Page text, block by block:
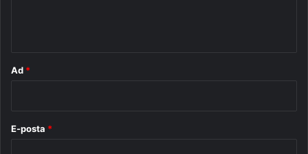
Ad *
E-posta *